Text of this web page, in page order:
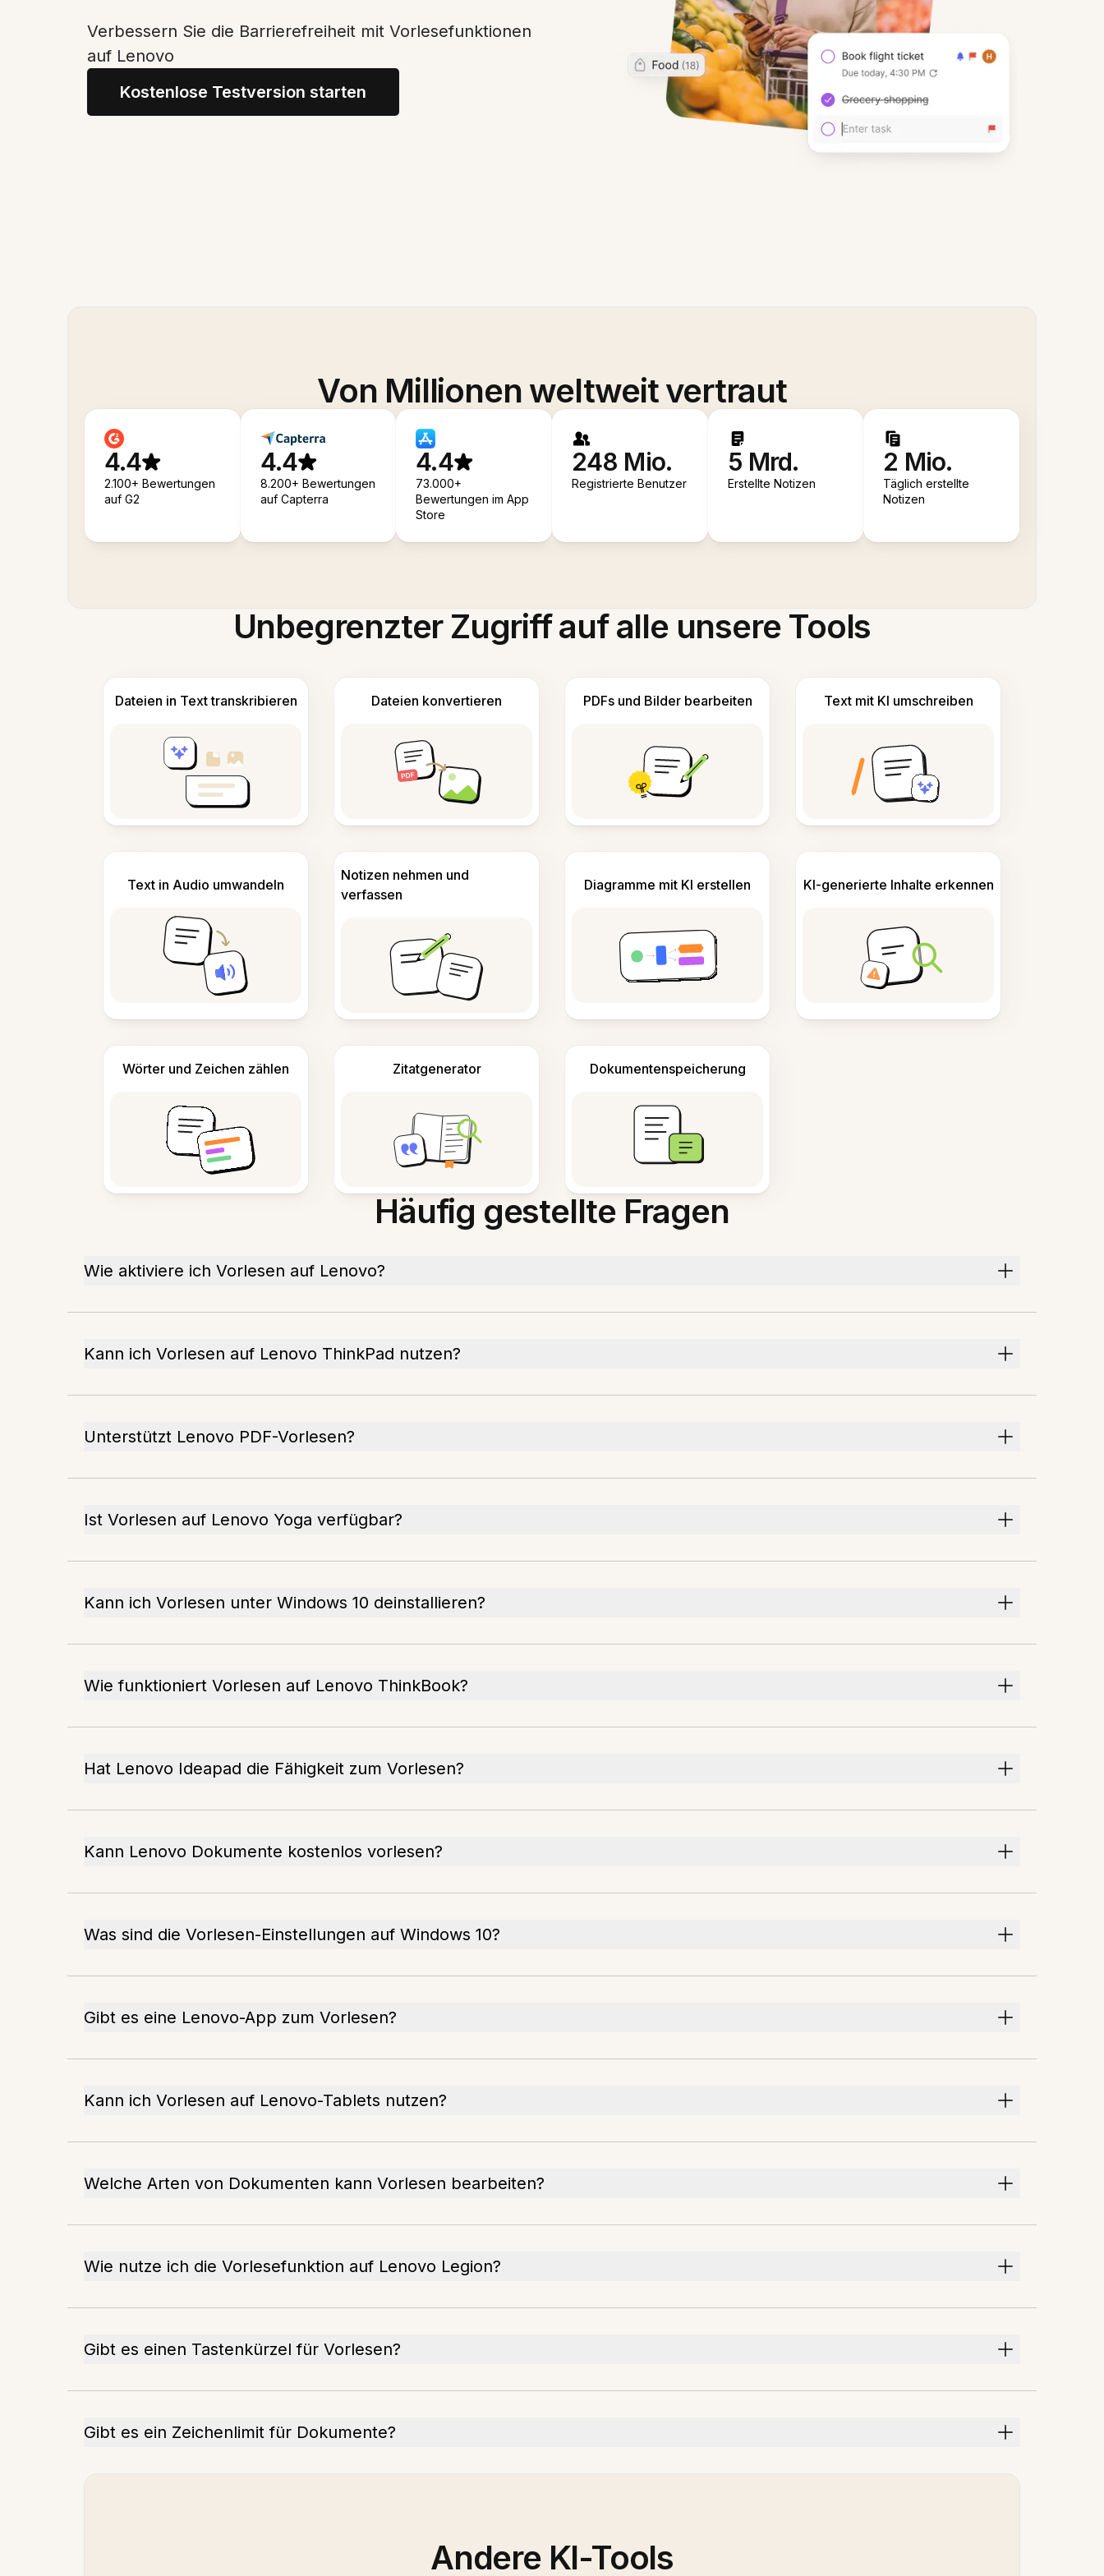
Verbessern Sie die Barrierefreiheit mit Vorlesefunktionen
auf Lenovo
Kostenlose Testversion starten
Von Millionen weltweit vertraut
4.4
2.100+ Bewertungen
auf G2
4.4
8.200+ Bewertungen
auf Capterra
4.4
73.000+
Bewertungen im App
Store
248 Mio.
Registrierte Benutzer
5 Mrd.
Erstellte Notizen
2 Mio.
Täglich erstellte
Notizen
Unbegrenzter Zugriff auf alle unsere Tools
Dateien in Text transkribieren Dateien konvertieren PDFs und Bilder bearbeiten Text mit KI umschreiben
Text in Audio umwandeln
Notizen nehmen und
verfassen
Diagramme mit KI erstellen KI-generierte Inhalte erkennen
Wörter und Zeichen zählen Zitatgenerator Dokumentenspeicherung
Häufig gestellte Fragen
Wie aktiviere ich Vorlesen auf Lenovo?
Kann ich Vorlesen auf Lenovo ThinkPad nutzen?
Unterstützt Lenovo PDF-Vorlesen?
Ist Vorlesen auf Lenovo Yoga verfügbar?
Kann ich Vorlesen unter Windows 10 deinstallieren?
Wie funktioniert Vorlesen auf Lenovo ThinkBook?
Hat Lenovo Ideapad die Fähigkeit zum Vorlesen?
Kann Lenovo Dokumente kostenlos vorlesen?
Was sind die Vorlesen-Einstellungen auf Windows 10?
Gibt es eine Lenovo-App zum Vorlesen?
Kann ich Vorlesen auf Lenovo-Tablets nutzen?
Welche Arten von Dokumenten kann Vorlesen bearbeiten?
Wie nutze ich die Vorlesefunktion auf Lenovo Legion?
Gibt es einen Tastenkürzel für Vorlesen?
Gibt es ein Zeichenlimit für Dokumente?
Andere KI-Tools